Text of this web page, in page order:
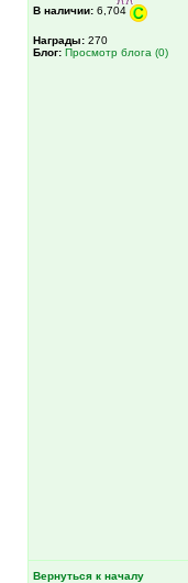
В наличии: 6,704
Награды: 270
Блог: Просмотр блога (0)
Вернуться к началу